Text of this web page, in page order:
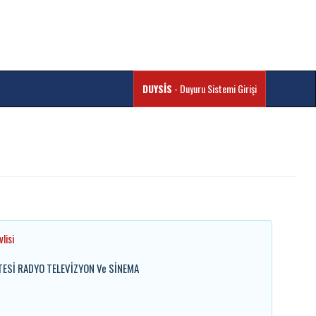
DUYSİS - Duyuru Sistemi Girişi
RADYO TELEVİZYON Ve SİNEMA